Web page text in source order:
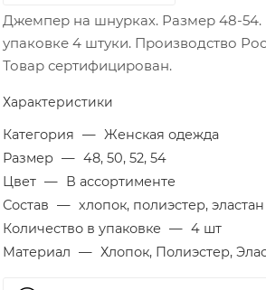
Джемпер на шнурках. Размер 48-54.
упаковке 4 штуки. Производство
Товар сертифицирован.
Характеристики
Категория — Женская одежда
Размер — 48, 50, 52, 54
Цвет — В ассортименте
Состав — хлопок, полиэстер, эластан
Количество в упаковке — 4 шт
Материал — Хлопок, Полиэстер,